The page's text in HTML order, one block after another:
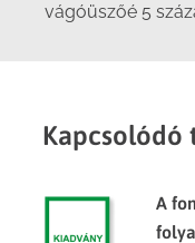
vágóüszőé 5
Kapcsolódó
A